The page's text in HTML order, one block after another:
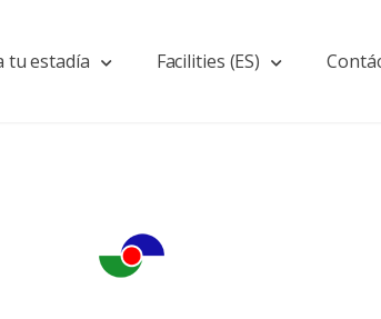
tu estadía Facilities (ES)